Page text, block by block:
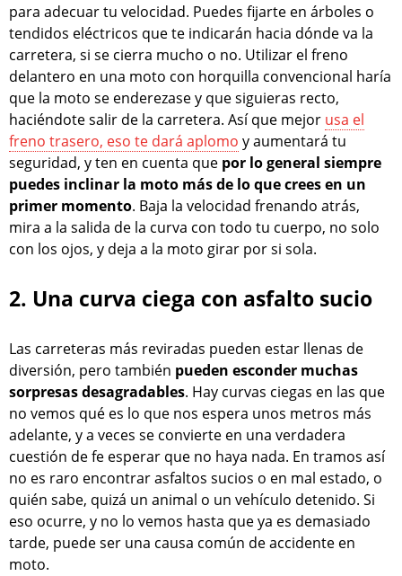
para adecuar tu velocidad. Puedes fijarte en árboles o
tendidos eléctricos que te indicarán hacia dónde va la
carretera, si se cierra mucho o no. Utilizar el freno
delantero en una moto con horquilla convencional haría
que la moto se enderezase y que siguieras recto,
haciéndote salir de la carretera. Así que mejor usa el
freno trasero, eso te dará aplomo y aumentará tu
seguridad, y ten en cuenta que por lo general siempre
puedes inclinar la moto más de lo que crees en un
primer momento. Baja la velocidad frenando atrás,
mira a la salida de la curva con todo tu cuerpo, no solo
con los ojos, y deja a la moto girar por si sola.
2. Una curva ciega con asfalto sucio
Las carreteras más reviradas pueden estar llenas de
diversión, pero también pueden esconder muchas
sorpresas desagradables. Hay curvas ciegas en las que
no vemos qué es lo que nos espera unos metros más
adelante, y a veces se convierte en una verdadera
cuestión de fe esperar que no haya nada. En tramos así
no es raro encontrar asfaltos sucios o en mal estado, o
quién sabe, quizá un animal o un vehículo detenido. Si
eso ocurre, y no lo vemos hasta que ya es demasiado
tarde, puede ser una causa común de accidente en
moto.